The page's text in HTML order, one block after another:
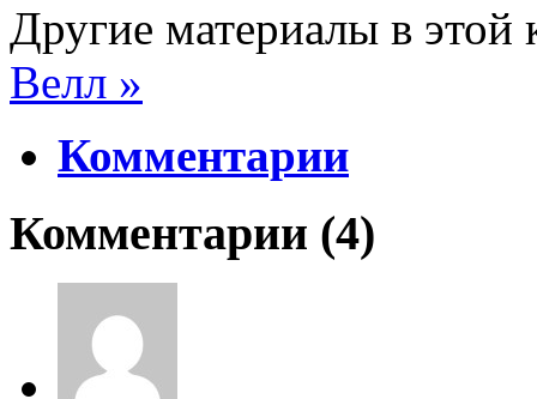
Другие материалы в этой
Велл »
Комментарии
Комментарии (4)